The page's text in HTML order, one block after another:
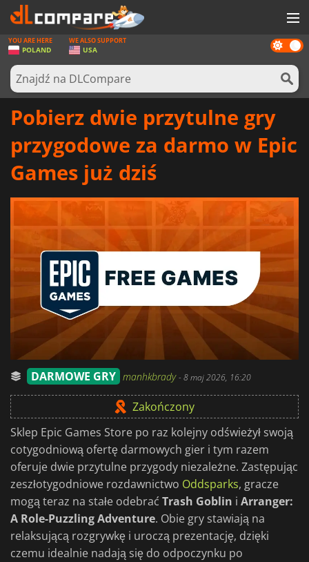
GRY
KARTY DO GIER
OPROGRAMOWANIE
SPRZĘT KOMPUTEROWY
ZALOGUJ SIĘ LUB ZAREJESTRUJ
Dark
mode
YOU ARE HERE
POLAND
WE ALSO SUPPORT
USA
Pobierz dwie przytulne gry
przygodowe za darmo w Epic
Games już dziś
DARMOWE GRY manhkbrady-8 maj 2026, 16:20
Zakończony
Sklep Epic Games Store po raz kolejny odświeżył swoją
cotygodniową ofertę darmowych gier i tym razem
oferuje dwie przytulne przygody niezależne. Zastępując
zeszłotygodniowe rozdawnictwo Oddsparks, gracze
mogą teraz na stałe odebrać Trash Goblin i Arranger:
A Role-Puzzling Adventure. Obie gry stawiają na
relaksującą rozgrywkę i uroczą prezentację, dzięki
czemu idealnie nadają się do odpoczynku po